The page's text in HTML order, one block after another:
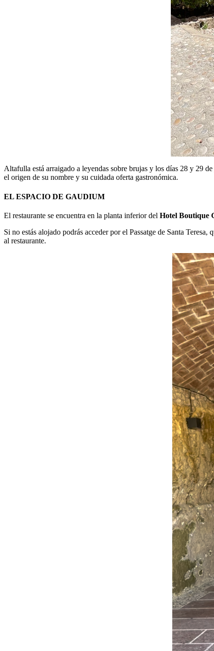
Altafulla está arraigado a leyendas sobre brujas y los días 28 y 29
el origen de su nombre y su cuidada oferta gastronómica.
EL ESPACIO DE GAUDIUM
El restaurante se encuentra en la planta inferior del Hotel Boutique
Si no estás alojado podrás acceder por el Passatge de Santa
al restaurante.